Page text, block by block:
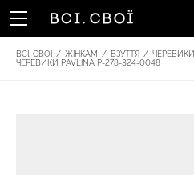
ВСІ. СВОЇ / ЖІНКАМ / ВЗУТТЯ / ЧЕРЕВИКИ
ЧЕРЕВИКИ PAVLINA P-278-324-0048